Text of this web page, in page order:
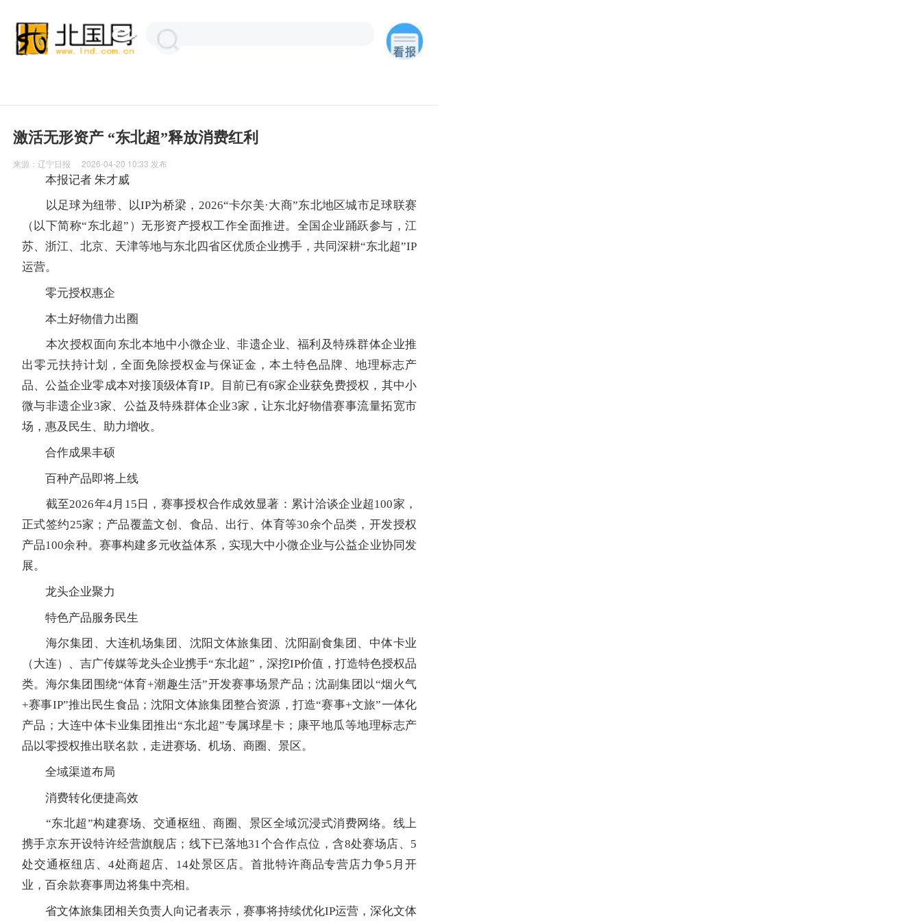
激活无形资产 “东北超”释放消费红利
来源：辽宁日报 2026-04-20 10:33 发布
本报记者 朱才威
以足球为纽带、以IP为桥梁，2026“卡尔美·大商”东北地区城市足球联赛
（以下简称“东北超”）无形资产授权工作全面推进。全国企业踊跃参与，江
苏、浙江、北京、天津等地与东北四省区优质企业携手，共同深耕“东北超”IP
运营。
零元授权惠企
本土好物借力出圈
本次授权面向东北本地中小微企业、非遗企业、福利及特殊群体企业推
出零元扶持计划，全面免除授权金与保证金，本土特色品牌、地理标志产
品、公益企业零成本对接顶级体育IP。目前已有6家企业获免费授权，其中小
微与非遗企业3家、公益及特殊群体企业3家，让东北好物借赛事流量拓宽市
场，惠及民生、助力增收。
合作成果丰硕
百种产品即将上线
截至2026年4月15日，赛事授权合作成效显著：累计洽谈企业超100家，
正式签约25家；产品覆盖文创、食品、出行、体育等30余个品类，开发授权
产品100余种。赛事构建多元收益体系，实现大中小微企业与公益企业协同发
展。
龙头企业聚力
特色产品服务民生
海尔集团、大连机场集团、沈阳文体旅集团、沈阳副食集团、中体卡业
（大连）、吉广传媒等龙头企业携手“东北超”，深挖IP价值，打造特色授权品
类。海尔集团围绕“体育+潮趣生活”开发赛事场景产品；沈副集团以“烟火气
+赛事IP”推出民生食品；沈阳文体旅集团整合资源，打造“赛事+文旅”一体化
产品；大连中体卡业集团推出“东北超”专属球星卡；康平地瓜等地理标志产
品以零授权推出联名款，走进赛场、机场、商圈、景区。
全域渠道布局
消费转化便捷高效
“东北超”构建赛场、交通枢纽、商圈、景区全域沉浸式消费网络。线上
携手京东开设特许经营旗舰店；线下已落地31个合作点位，含8处赛场店、5
处交通枢纽店、4处商超店、14处景区店。首批特许商品专营店力争5月开
业，百余款赛事周边将集中亮相。
省文体旅集团相关负责人向记者表示，赛事将持续优化IP运营，深化文体